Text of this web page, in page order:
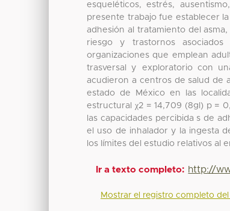
esqueléticos, estrés,
presente trabajo fue establecer
adhesión al tratamiento del
riesgo y trastornos
organizaciones que emplean
trasversal y exploratorio con
acudieron a centros de salud de
estado de México en las
estructural χ2 = 14,709 (8gl) p =
las capacidades percibida s de
el uso de inhalador y la ingesta
los límites del estudio relativos al
Ir a texto completo: http://
Mostrar el registro completo